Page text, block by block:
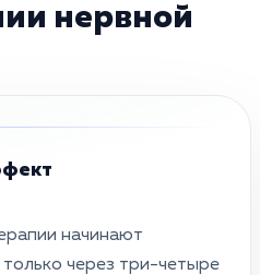
нервной
начинают
через три-четыре